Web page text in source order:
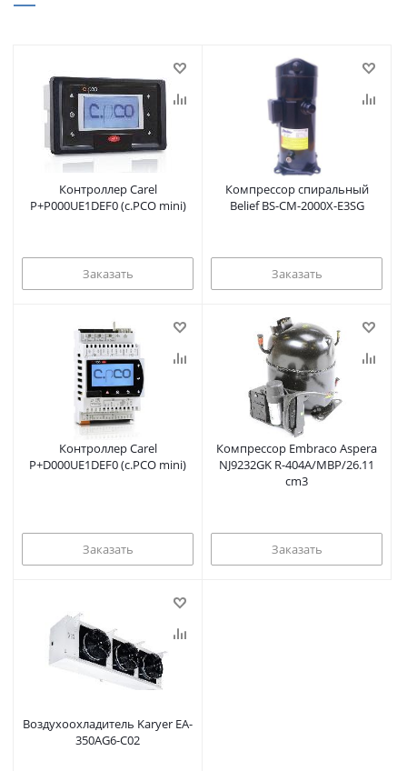
Контроллер Carel
P+P000UE1DEF0 (c.PCO mini)
Заказать
Компрессор спиральный
Belief BS-CM-2000X-E3SG
Заказать
Контроллер Carel
P+D000UE1DEF0 (c.PCO mini)
Заказать
Компрессор Embraco Aspera
NJ9232GK R-404A/MBP/26.11
cm3
Заказать
Воздухоохладитель Karyer EA-
350AG6-C02